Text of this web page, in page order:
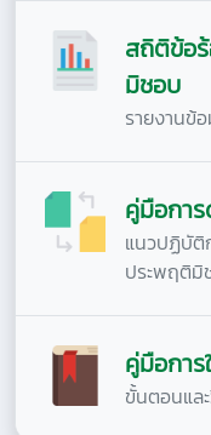
สถิติข้อ
มิชอบ
รายงานข้
คู่มือกา
แนวปฏิบัติ
ประพฤติมิ
คู่มือการ
ขั้นตอนแล